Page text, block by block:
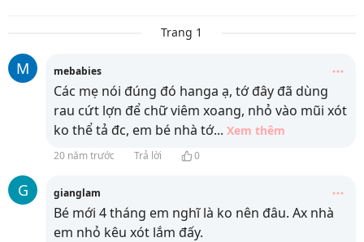
Trang 1
M mebabies
Các mẹ nói đúng đó hanga ạ, tớ đây đã dùng
rau cứt lợn để chữ viêm xoang, nhỏ vào mũi xót
ko thể tả đc, em bé nhà tớ... Xem thêm
20 năm trước Trả lời 0
G gianglam
Bé mới 4 tháng em nghĩ là ko nên đâu. Ax nhà
em nhỏ kêu xót lắm đấy.